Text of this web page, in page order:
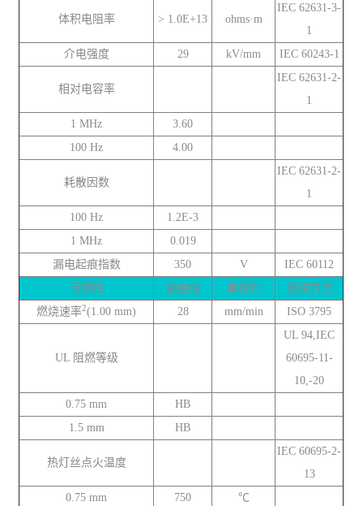
体积电阻率 > 1.0E+13 ohms·m
IEC 62631-3-
1
介电强度
29 kV/mm IEC 60243-1
相对电容率
IEC 62631-2-
1
1 MHz
3.60
100 Hz
4.00
耗散因数
IEC 62631-2-
1
100 Hz
1.2E-3
1 MHz
0.019
漏电起痕指数
350 V
IEC 60112
可燃性
额定值 单位制
测试方法
燃烧速率2(1.00 mm) 28 mm/min ISO 3795
UL 阻燃等级
UL 94,IEC
60695-11-
10,-20
0.75 mm
HB
1.5 mm
HB
热灯丝点火温度
IEC 60695-2-
13
0.75 mm
750
℃